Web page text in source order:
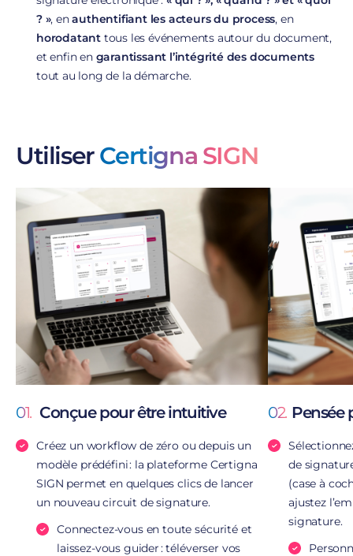
? », enauthentifiant les acteurs du process, en
horodatant tous les événements autour du document,
et enfin en garantissant l’intégrité des documents
tout au long de la démarche.
UtiliserCertigna SIGN
01. Conçue pour être intuitive
Créez un workflow de zéro ou depuis un
modèle prédéfini : la plateforme Certigna
SIGN permet en quelques clics de lancer
un nouveau circuit de signature.
Connectez-vous en toute sécurité et
laissez-vous guider : téléverser vos
02. Pensée
de
(case à
ajustez
signature.